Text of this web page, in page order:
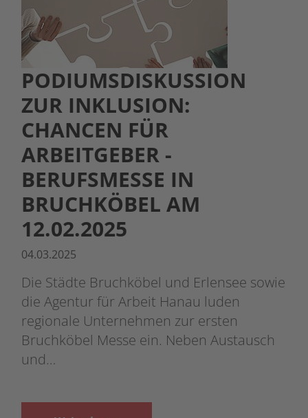
PODIUMSDISKUSSION
ZUR INKLUSION:
CHANCEN FÜR
ARBEITGEBER -
BERUFSMESSE IN
BRUCHKÖBEL AM
12.02.2025
04.03.2025
Die Städte Bruchköbel und Erlensee sowie
die Agentur für Arbeit Hanau luden
regionale Unternehmen zur ersten
Bruchköbel Messe ein. Neben Austausch
und…